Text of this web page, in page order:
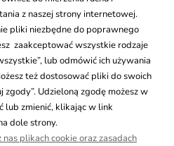
konto
i dostawa
ZASTRZEŻONE
z naszej strony internetowej.
pliki niezbędne do poprawnego
zaakceptować wszystkie rodzaje
lub odmówić ich używania
też dostosować pliki do swoich
Udzieloną zgodę możesz w
lub zmienić, klikając w link
dole strony.
plikach cookie oraz zasadach